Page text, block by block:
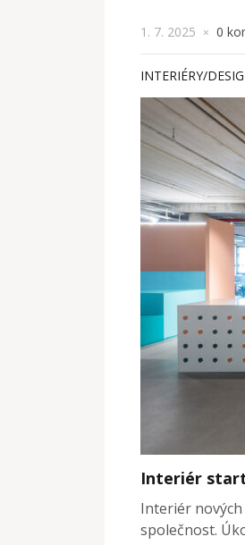
1. 7. 2025 × 0
INTERIÉRY/
Interiér
Interiér
společnost.